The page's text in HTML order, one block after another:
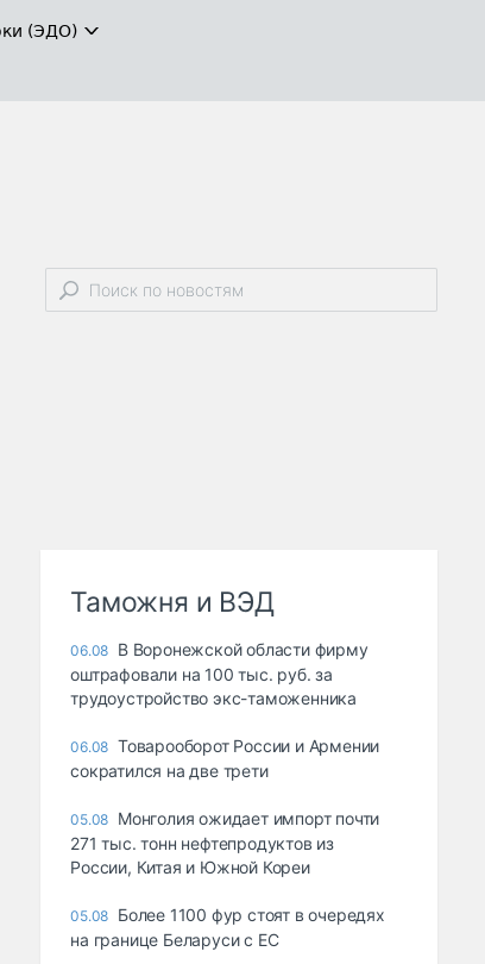
(ЭДО)
Таможня и ВЭД
06.08 В Воронежской области фирму
оштрафовали на 100 тыс. руб. за
трудоустройство экс-таможенника
06.08 Товарооборот России и Армении
сократился на две трети
05.08 Монголия ожидает импорт почти
271 тыс. тонн нефтепродуктов из
России, Китая и Южной Кореи
05.08 Более 1100 фур стоят в очередях
на границе Беларуси с ЕС